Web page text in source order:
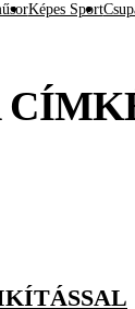
Képes Sport